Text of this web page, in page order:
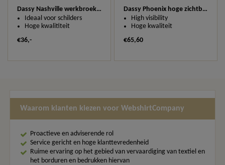
Dassy Nashville werkbroek 200658
€36,-
Ideaal voor schilders
Hoge kwalititeit
Dassy Phoenix hoge zichtbaarheidswerkbroek 200810
€65,60
High visibility
Hoge kwaliteit
Waarom klanten kiezen voor WebshirtCompany
Proactieve en adviserende rol
Service gericht en hoge klanttevredenheid
Ruime ervaring op het gebied van vervaardiging van textiel en
het borduren en bedrukken hiervan